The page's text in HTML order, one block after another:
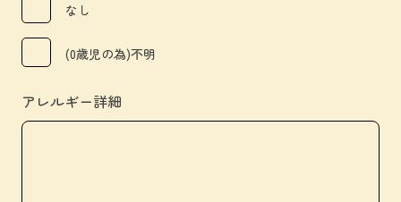
なし
(0歳児の為)不明
アレルギー詳細